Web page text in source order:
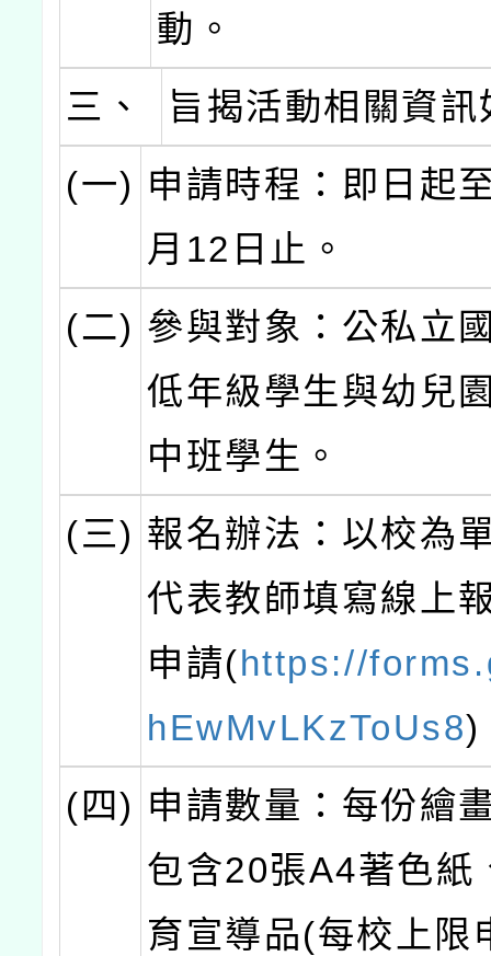
動。
三、
旨揭活動相關資訊
(一) 申請時程：即日起
月12日止。
(二) 參與對象：公私立
低年級學生與幼兒
中班學生。
(三) 報名辦法：以校為
代表教師填寫線上
申請(https://
hEwMvLKzToUs8)
(四) 申請數量：每份繪
包含20張A4著色紙
育宣導品(每校上限